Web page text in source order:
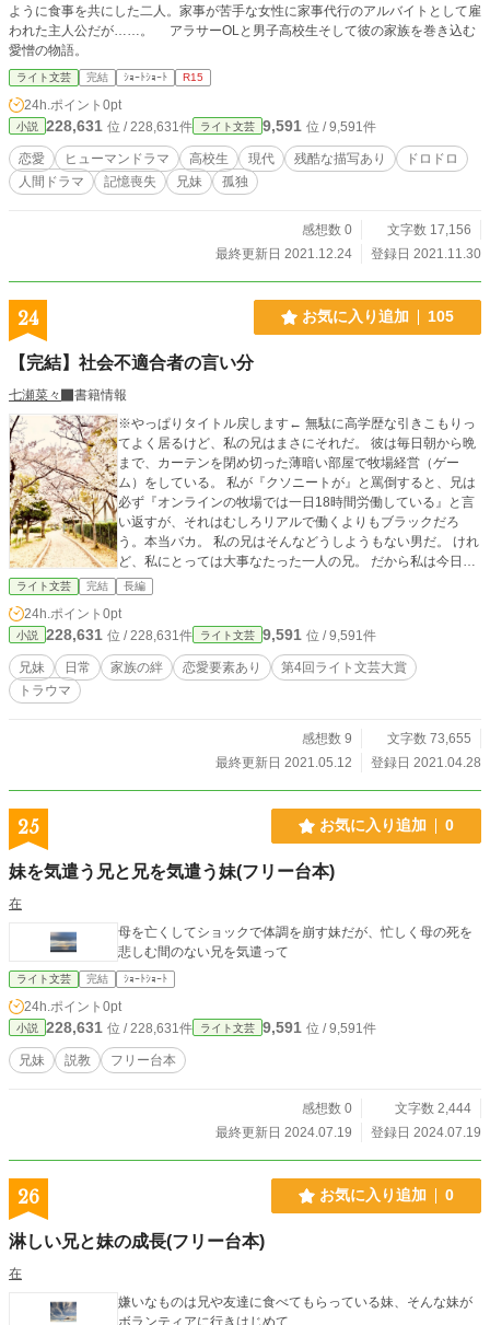
ように食事を共にした二人。家事が苦手な女性に家事代行のアルバイトとして雇
われた主人公だが……。 アラサーOLと男子高校生そして彼の家族を巻き込む
愛憎の物語。
ライト文芸 完結 ｼｮｰﾄｼｮｰﾄ R15
24h.ポイント 0pt
小説 228,631 位 / 228,631件 ライト文芸 9,591 位 / 9,591件
恋愛 ヒューマンドラマ 高校生 現代 残酷な描写あり
ドロドロ
人間ドラマ
記憶喪失 兄妹 孤独
感想数 0
文字数 17,156
最終更新日 2021.12.24
登録日 2021.11.30
24 お気に入り追加 105
【完結】社会不適合者の言い分
七瀬菜々
書籍情報
※やっぱりタイトル戻します← 無駄に高学歴な引きこもりっ
てよく居るけど、私の兄はまさにそれだ。 彼は毎日朝から晩
まで、カーテンを閉め切った薄暗い部屋で牧場経営（ゲー
ム）をしている。 私が『クソニートが』と罵倒すると、兄は
必ず『オンラインの牧場では一日18時間労働している』と言
い返すが、それはむしろリアルで働くよりもブラックだろ
う。本当バカ。 私の兄はそんなどうしようもない男だ。 けれ
ど、私にとっては大事なたった一人の兄。 だから私は今日も
兄を外へと誘う。 毎度毎度お得意の屁理屈で返されようと
も、めげずに誘う。 ------それが私の義務だと思うから。 これ
は根暗で偏屈で変態で不器用な兄と、何も知らない私の物
語。 ＊＊＊ 読み進めると色んなことがつながります。
ライト文芸 完結 長編
24h.ポイント 0pt
小説 228,631 位 / 228,631件 ライト文芸 9,591 位 / 9,591件
兄妹 日常 家族の絆 恋愛要素あり
第4回ライト文芸大賞
トラウマ
感想数 9
文字数 73,655
最終更新日 2021.05.12
登録日 2021.04.28
25 お気に入り追加 0
妹を気遣う兄と兄を気遣う妹(フリー台本)
在
母を亡くしてショックで体調を崩す妹だが、忙しく母の死を
悲しむ間のない兄を気遣って
ライト文芸 完結 ｼｮｰﾄｼｮｰﾄ
24h.ポイント 0pt
小説 228,631 位 / 228,631件 ライト文芸 9,591 位 / 9,591件
兄妹 説教 フリー台本
感想数 0
文字数 2,444
最終更新日 2024.07.19
登録日 2024.07.19
26 お気に入り追加 0
淋しい兄と妹の成長(フリー台本)
在
嫌いなものは兄や友達に食べてもらっている妹、そんな妹が
ボランティアに行きはじめて